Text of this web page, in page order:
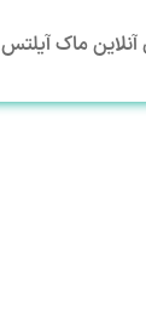
آنلاین ماک آیلتس